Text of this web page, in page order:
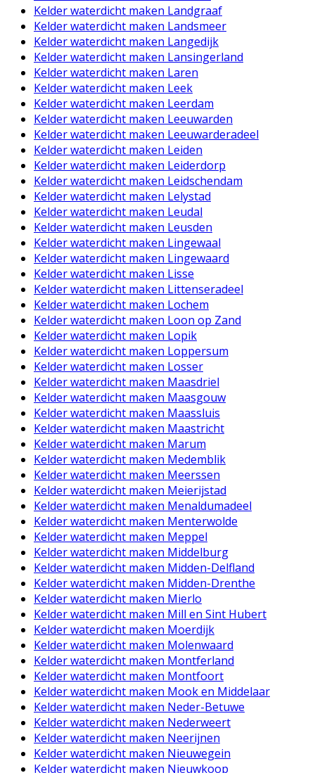
Kelder waterdicht maken Landgraaf
Kelder waterdicht maken Landsmeer
Kelder waterdicht maken Langedijk
Kelder waterdicht maken Lansingerland
Kelder waterdicht maken Laren
Kelder waterdicht maken Leek
Kelder waterdicht maken Leerdam
Kelder waterdicht maken Leeuwarden
Kelder waterdicht maken Leeuwarderadeel
Kelder waterdicht maken Leiden
Kelder waterdicht maken Leiderdorp
Kelder waterdicht maken Leidschendam
Kelder waterdicht maken Lelystad
Kelder waterdicht maken Leudal
Kelder waterdicht maken Leusden
Kelder waterdicht maken Lingewaal
Kelder waterdicht maken Lingewaard
Kelder waterdicht maken Lisse
Kelder waterdicht maken Littenseradeel
Kelder waterdicht maken Lochem
Kelder waterdicht maken Loon op Zand
Kelder waterdicht maken Lopik
Kelder waterdicht maken Loppersum
Kelder waterdicht maken Losser
Kelder waterdicht maken Maasdriel
Kelder waterdicht maken Maasgouw
Kelder waterdicht maken Maassluis
Kelder waterdicht maken Maastricht
Kelder waterdicht maken Marum
Kelder waterdicht maken Medemblik
Kelder waterdicht maken Meerssen
Kelder waterdicht maken Meierijstad
Kelder waterdicht maken Menaldumadeel
Kelder waterdicht maken Menterwolde
Kelder waterdicht maken Meppel
Kelder waterdicht maken Middelburg
Kelder waterdicht maken Midden-Delfland
Kelder waterdicht maken Midden-Drenthe
Kelder waterdicht maken Mierlo
Kelder waterdicht maken Mill en Sint Hubert
Kelder waterdicht maken Moerdijk
Kelder waterdicht maken Molenwaard
Kelder waterdicht maken Montferland
Kelder waterdicht maken Montfoort
Kelder waterdicht maken Mook en Middelaar
Kelder waterdicht maken Neder-Betuwe
Kelder waterdicht maken Nederweert
Kelder waterdicht maken Neerijnen
Kelder waterdicht maken Nieuwegein
Kelder waterdicht maken Nieuwkoop